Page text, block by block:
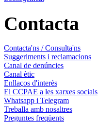
Contacta
Contacta'ns / Consulta'ns
Suggeriments i reclamacions
Canal de denúncies
Canal ètic
Enllaços d'interès
El CCPAE a les xarxes socials
Whatsapp i Telegram
Treballa amb nosaltres
Preguntes freqüents